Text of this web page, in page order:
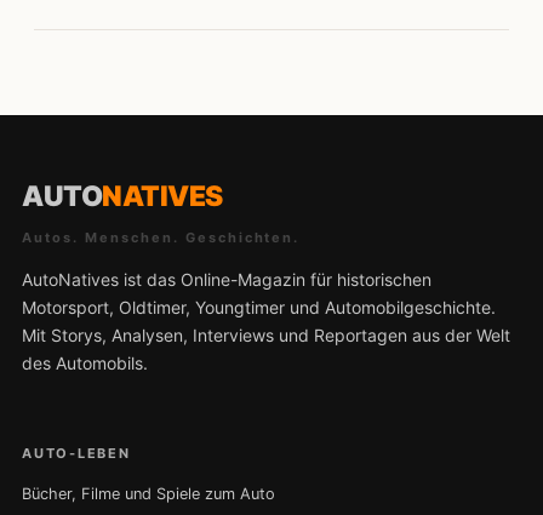
AUTONATIVES
Autos. Menschen. Geschichten.
AutoNatives ist das Online-Magazin für historischen
Motorsport, Oldtimer, Youngtimer und Automobilgeschichte.
Mit Storys, Analysen, Interviews und Reportagen aus der Welt
des Automobils.
AUTO-LEBEN
Bücher, Filme und Spiele zum Auto